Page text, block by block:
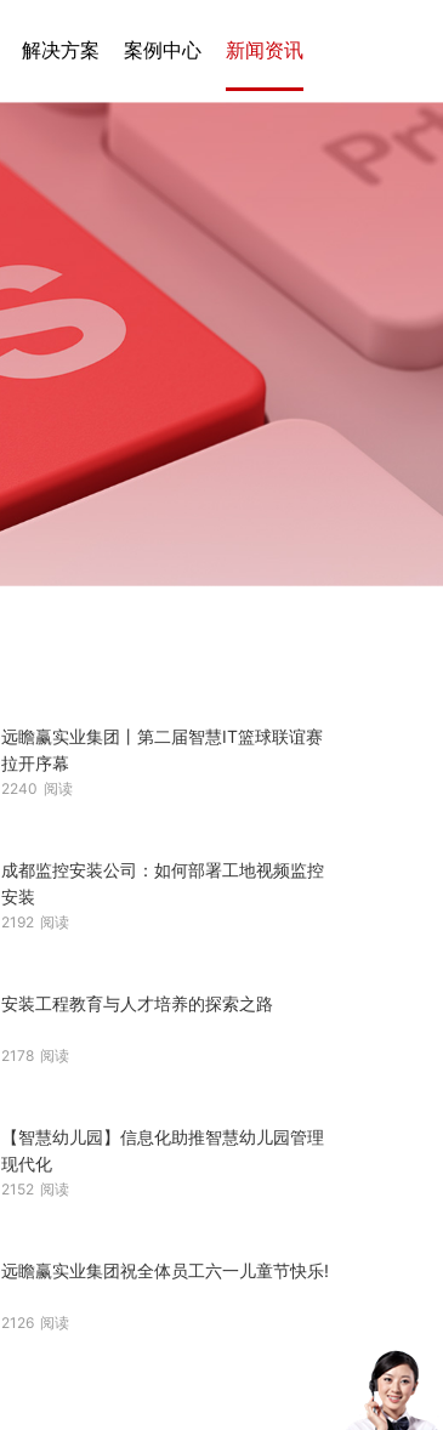
解决方案 案例中心 新闻资讯
远瞻赢实业集团丨第二届智慧IT篮球联谊赛
拉开序幕
2240 阅读
成都监控安装公司：如何部署工地视频监控
安装
2192 阅读
安装工程教育与人才培养的探索之路
2178 阅读
【智慧幼儿园】信息化助推智慧幼儿园管理
现代化
2152 阅读
远瞻赢实业集团祝全体员工六一儿童节快乐!
2126 阅读